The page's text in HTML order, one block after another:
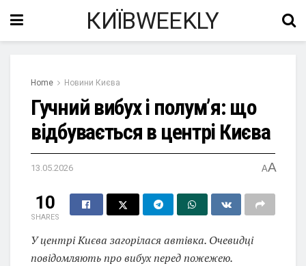
КИЇВWEEKLY
Home Новини Києва
Гучний вибух і полум’я: що
відбувається в центрі Києва
13.05.2026 AA
10
SHARES
У центрі Києва загорілася автівка. Очевидці
повідомляють про вибух перед пожежею.